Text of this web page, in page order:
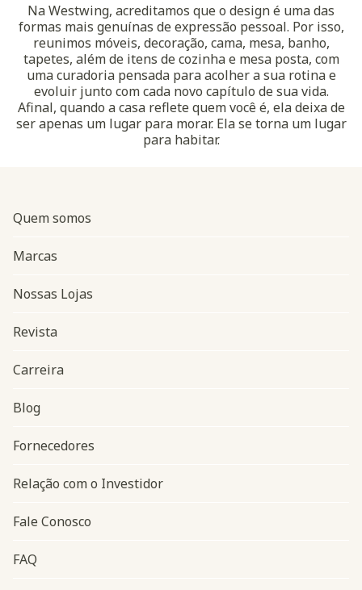
Na Westwing, acreditamos que o design é uma das
formas mais genuínas de expressão pessoal. Por isso,
reunimos móveis, decoração, cama, mesa, banho,
tapetes, além de itens de cozinha e mesa posta, com
uma curadoria pensada para acolher a sua rotina e
evoluir junto com cada novo capítulo de sua vida.
Afinal, quando a casa reflete quem você é, ela deixa de
ser apenas um lugar para morar. Ela se torna um lugar
para habitar.
Navegação do rodapé
Quem somos
Marcas
Nossas Lojas
Revista
Carreira
Blog
Fornecedores
Relação com o Investidor
Fale Conosco
FAQ